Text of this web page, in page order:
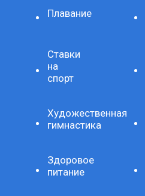
Плавание
Ставки
на
спорт
Художественная
гимнастика
Здоровое
питание